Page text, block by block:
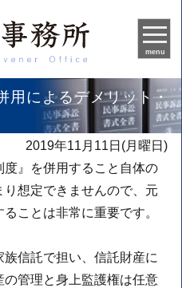
menu
用によるデメリット・
2019年11月11日(月曜日)
度』を併用すること自体の
想定できませんので、元
ことは非常に重要です。
信託で担い、信託財産に
の管理と身上監護権は任意